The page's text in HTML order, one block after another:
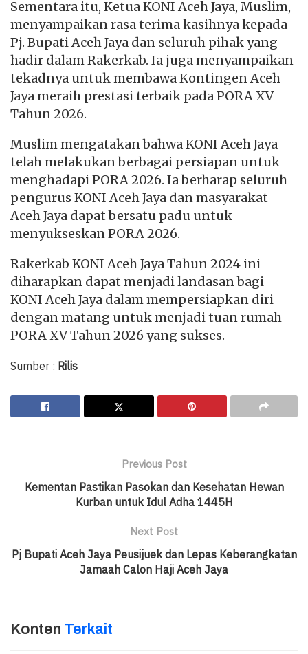
Sementara itu, Ketua KONI Aceh Jaya, Muslim,
menyampaikan rasa terima kasihnya kepada
Pj. Bupati Aceh Jaya dan seluruh pihak yang
hadir dalam Rakerkab. Ia juga menyampaikan
tekadnya untuk membawa Kontingen Aceh
Jaya meraih prestasi terbaik pada PORA XV
Tahun 2026.
Muslim mengatakan bahwa KONI Aceh Jaya
telah melakukan berbagai persiapan untuk
menghadapi PORA 2026. Ia berharap seluruh
pengurus KONI Aceh Jaya dan masyarakat
Aceh Jaya dapat bersatu padu untuk
menyukseskan PORA 2026.
Rakerkab KONI Aceh Jaya Tahun 2024 ini
diharapkan dapat menjadi landasan bagi
KONI Aceh Jaya dalam mempersiapkan diri
dengan matang untuk menjadi tuan rumah
PORA XV Tahun 2026 yang sukses.
Sumber : Rilis
Previous Post
Kementan Pastikan Pasokan dan Kesehatan Hewan
Kurban untuk Idul Adha 1445H
Next Post
Pj Bupati Aceh Jaya Peusijuek dan Lepas Keberangkatan
Jamaah Calon Haji Aceh Jaya
Konten Terkait